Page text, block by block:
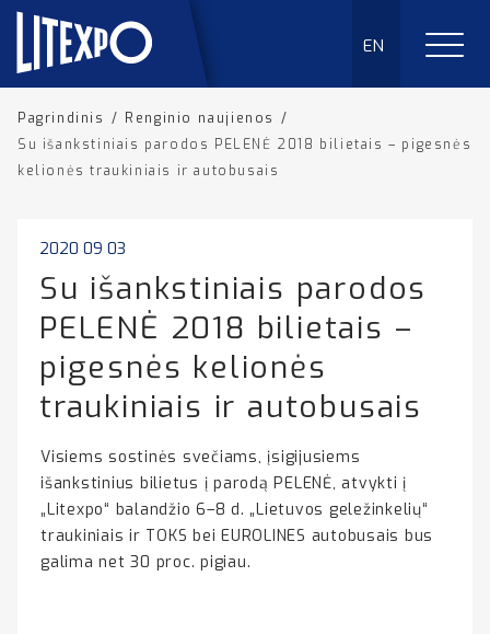
EN
Pagrindinis / Renginio naujienos /
Su išankstiniais parodos PELENĖ 2018 bilietais – pigesnės
kelionės traukiniais ir autobusais
2020 09 03
Su išankstiniais parodos
PELENĖ 2018 bilietais –
pigesnės kelionės
traukiniais ir autobusais
Visiems sostinės svečiams, įsigijusiems
išankstinius bilietus į parodą PELENĖ, atvykti į
„Litexpo“ balandžio 6–8 d. „Lietuvos geležinkelių“
traukiniais ir TOKS bei EUROLINES autobusais bus
galima net 30 proc. pigiau.